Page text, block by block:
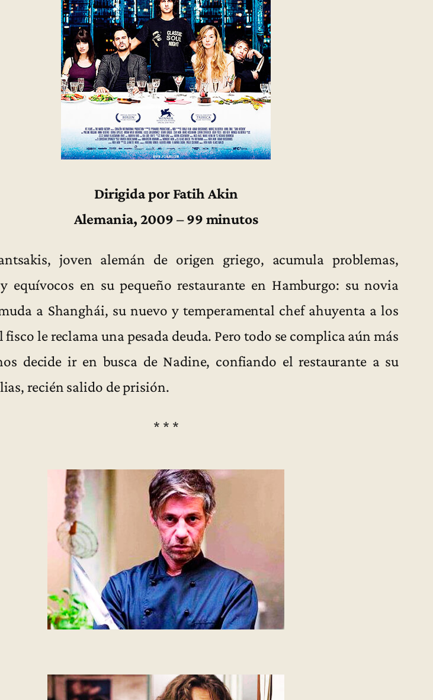
Dirigida por Fatih Akin
Alemania, 2009 – 99 minutos
joven alemán de origen griego, acumula problemas,
equívocos en su pequeño restaurante en Hamburgo: su novia
a Shanghái, su nuevo y temperamental chef ahuyenta a los
fisco le reclama una pesada deuda. Pero todo se complica aún más
decide ir en busca de Nadine, confiando el restaurante a su
recién salido de prisión.
* * *